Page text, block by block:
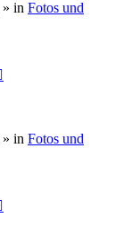
» in Fotos und
» in Fotos und